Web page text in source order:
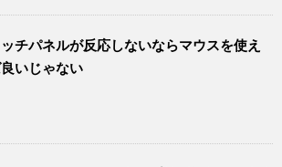
チパネルが反応しないならマウスを使え
いじゃない